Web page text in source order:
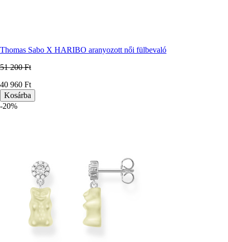
Thomas Sabo X HARIBO aranyozott női fülbevaló
51 200 Ft
Ár
40 960 Ft
-20%